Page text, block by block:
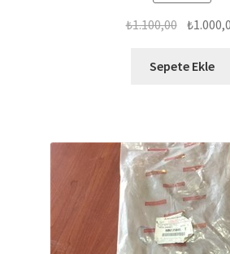
₺1.100,00 Orijinal
₺1.100,00.
₺
Sepete Ekle